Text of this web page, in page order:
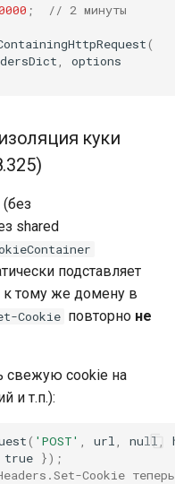
; // 2 минуты
(
options
куки
shared
подставляет
к тому же домену в
Cookie повторно не
свежую cookie на
и т.п.):
( 'POST' url null
true });
Cookie